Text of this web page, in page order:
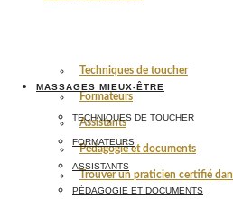
Techniques de toucher
Formateurs
Assistants
Pédagogie et documents
Trouver un praticien certifié
MASSAGES MIEUX-ÊTRE
TECHNIQUES DE TOUCHER
FORMATEURS
ASSISTANTS
PÉDAGOGIE ET DOCUMENTS